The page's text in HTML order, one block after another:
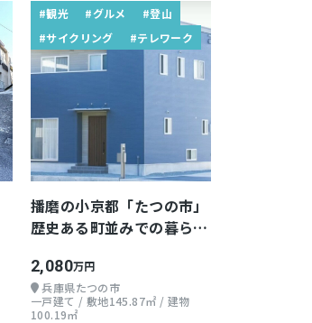
#観光 #グルメ
#登山
#サイクリング
#テレワーク
播磨の小京都「たつの市」
歴史ある町並みでの暮ら
2,080万円
兵庫県たつの市
一戸建て / 敷地145.87㎡ / 建物
100.19㎡